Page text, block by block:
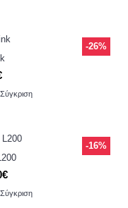
-26%
Σύγκριση
-16%
Σύγκριση